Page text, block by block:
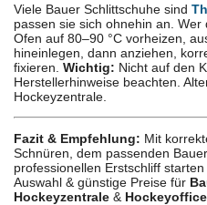
Viele Bauer Schlittschuhe sind
passen sie sich ohnehin an.
Ofen auf 80–90 °C vorheizen,
hineinlegen, dann anziehen,
fixieren. Wichtig: Nicht auf den
Herstellerhinweise beachten.
Hockeyzentrale.
Fazit & Empfehlung: Mit
Schnüren, dem passenden
professionellen Erstschliff
Auswahl & günstige Preise für
Hockeyzentrale & Hockeyoffice